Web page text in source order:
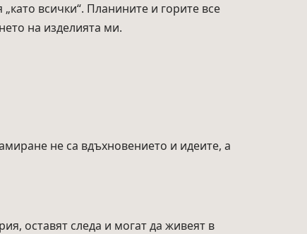
всички“. Планините и горите все
на изделията ми.
не са вдъхновението и идеите, а
оставят следа и могат да живеят в